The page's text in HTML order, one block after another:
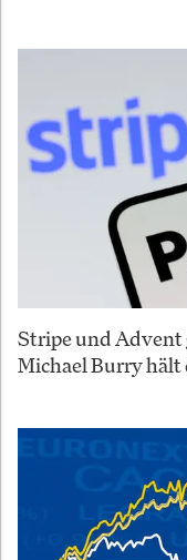
Stripe und Advent
Michael Burry